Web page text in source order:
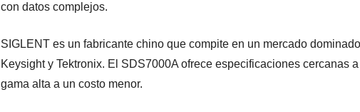
con datos complejos.
SIGLENT es un fabricante chino que compite en un mercado
Keysight y Tektronix. El SDS7000A ofrece especificaciones cercanas
gama alta a un costo menor.